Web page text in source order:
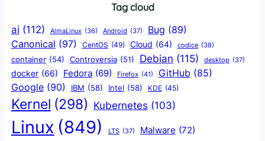
Tag cloud
ai (112) AlmaLinux (36) Android (37) Bug (89)
Canonical (97) CentOS (49) Cloud (64) codice (38)
container (54) Controversia (51) Debian (115) desktop (37)
docker (66) Fedora (69) Firefox (41) GitHub (85)
Google (90) IBM (58) Intel (58) KDE (45)
Kernel (298) Kubernetes (103)
Linux (849) LTS (37) Malware (72)